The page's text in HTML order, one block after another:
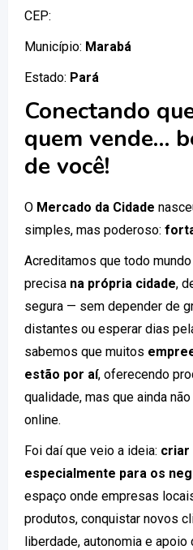
CEP:
Município: Marabá
Estado: Pará
Conectando
quem vende…
de você!
O Mercado da Cidade
simples, mas poderoso:
Acreditamos que todo
precisa na própria cidade,
segura — sem depender de
distantes ou esperar dias
sabemos que muitos
estão por aí, oferecendo
qualidade, mas que ainda
online.
Foi daí que veio a ideia: criar
especialmente para os
espaço onde empresas
produtos, conquistar novos
liberdade, autonomia e apoio